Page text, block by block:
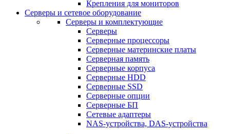
Крепления для мониторов
Серверы и сетевое оборудование
Серверы и комплектующие
Серверы
Серверные процессоры
Серверные материнские платы
Серверная память
Серверные корпуса
Серверные HDD
Серверные SSD
Серверные опции
Серверные БП
Сетевые адаптеры
NAS-устройства, DAS-устройства